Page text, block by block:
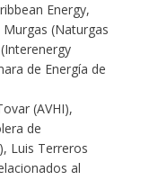
Energy,
(Naturgas
de Energía de
(AVHI),
de
Luis Terreros
al